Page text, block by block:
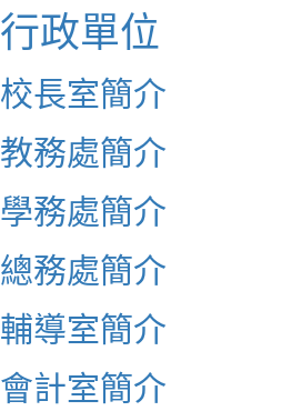
行政單位
校長室簡介
教務處簡介
學務處簡介
總務處簡介
輔導室簡介
會計室簡介